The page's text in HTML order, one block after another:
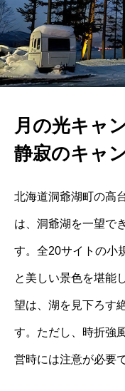
月の光キャ
静寂のキャ
北海道洞爺湖町の高
は、洞爺湖を一望で
す。 全20サイトの小
と美しい景色を堪能
望は、湖を見下ろす
す。 ただし、時折強
営時には注意が必要